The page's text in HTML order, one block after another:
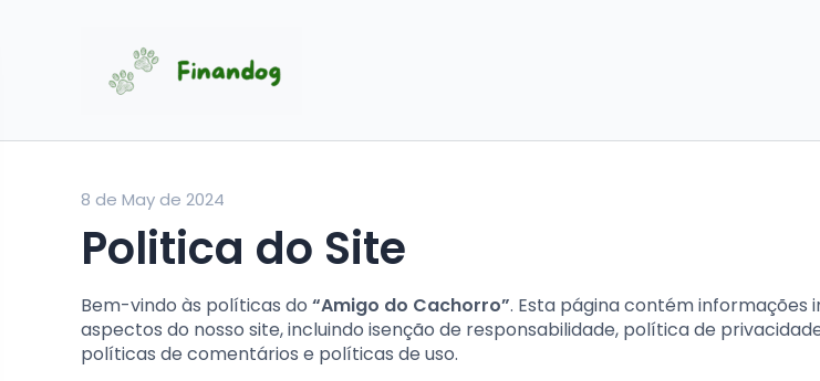
8 de May de 2024
Politica do Site
Bem-vindo às políticas do “Amigo do Cachorro”. Esta página contém informações
aspectos do nosso site, incluindo isenção de responsabilidade, política de
políticas de comentários e políticas de uso.